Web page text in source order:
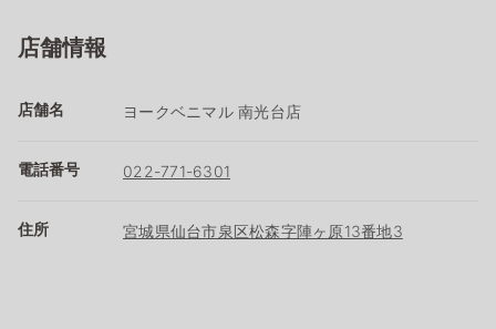
店舗情報
店舗名 ヨークベニマル 南光台店
電話番号 022-771-6301
住所 宮城県仙台市泉区松森字陣ヶ原13番地3